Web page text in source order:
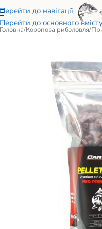
Перейти до навігації
Перейти до основного вмісту
Головна/Коропова риболовля/